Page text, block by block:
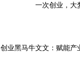
一次创业，大
创业黑马牛文文：赋能产